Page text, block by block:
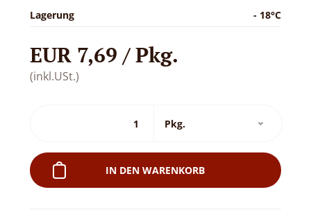
Lagerung - 18°C
EUR 7,69 / Pkg.
(inkl.USt.)
IN DEN WARENKORB